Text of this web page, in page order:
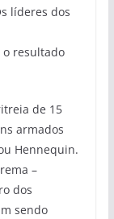
líderes dos
o resultado
de 15
armados
Hennequin.
–
dos
sendo